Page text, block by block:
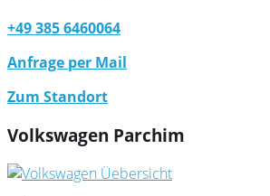
+49 385 6460064
Anfrage per Mail
Zum Standort
Volkswagen Parchim